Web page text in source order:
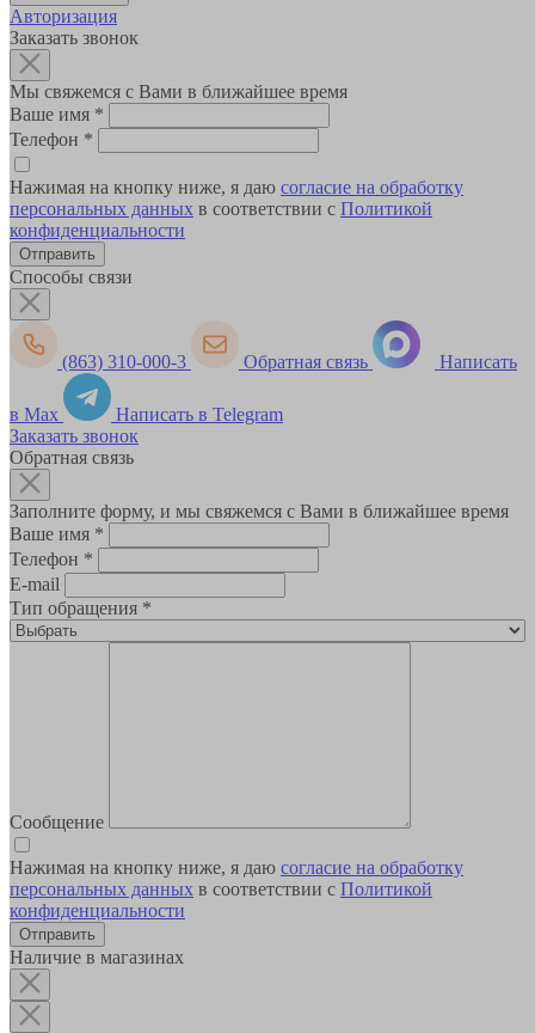
Авторизация
Заказать звонок
Мы свяжемся с Вами в ближайшее время
Ваше имя *
Телефон *
Нажимая на кнопку ниже, я даю согласие на обработку
персональных данных в соответствии с Политикой
конфиденциальности
Способы связи
(863) 310-000-3 Обратная связь Написать
в Max
Написать в Telegram
Заказать звонок
Обратная связь
Заполните форму, и мы свяжемся с Вами в ближайшее время
Ваше имя *
Телефон *
E-mail
Тип обращения *
Сообщение
Нажимая на кнопку ниже, я даю согласие на обработку
персональных данных в соответствии с Политикой
конфиденциальности
Наличие в магазинах